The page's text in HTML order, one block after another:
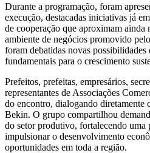
Durante a programação, foram
execução, destacadas iniciativas já
de cooperação que aproximam ainda
ambiente de negócios promovido
foram debatidas novas possibilidades
fundamentais para o crescimento
Prefeitos, prefeitas, empresários,
representantes de Associações
do encontro, dialogando
Bekin. O grupo compartilhou
do setor produtivo, fortalecendo uma
impulsionar o desenvolvimento
oportunidades em toda a região.